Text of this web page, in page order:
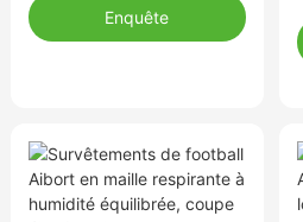
double tissage, coupe
ergonomique, durabilité
Enquête